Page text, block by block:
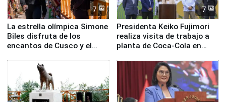
7
La estrella olímpica Simone
Biles disfruta de los
encantos de Cusco y el
7
Presidenta Keiko Fujimori
realiza visita de trabajo a
planta de Coca-Cola en